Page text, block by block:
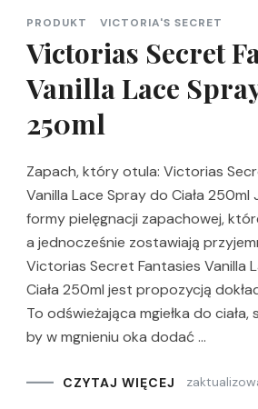
PRODUKT VICTORIA'S SECRET
Victorias Secret
Vanilla Lace
250ml
Zapach, który otula: Victorias
Vanilla Lace Spray do Ciała 250ml
formy pielęgnacji zapachowej,
a jednocześnie zostawiają
Victorias Secret Fantasies Vanilla
Ciała 250ml jest propozycją
To odświeżająca mgiełka do
by w mgnieniu oka dodać …
CZYTAJ WIĘCEJ